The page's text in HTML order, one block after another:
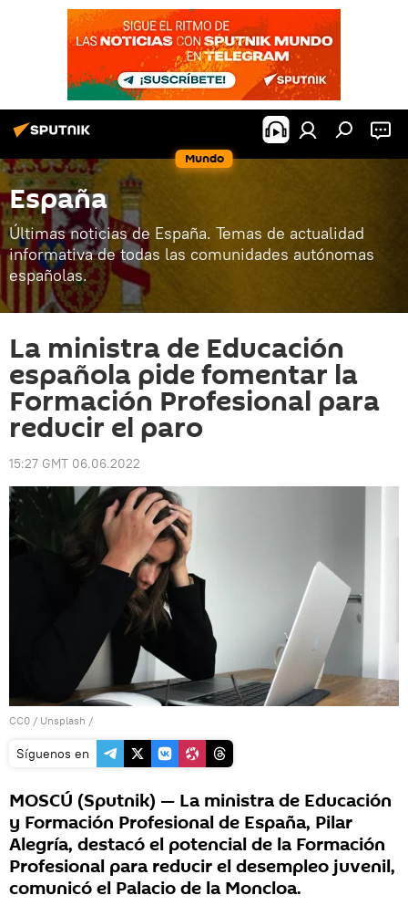
Mundo
España
Últimas noticias de España. Temas de actualidad
informativa de todas las comunidades autónomas
españolas.
La ministra de Educación
española pide fomentar la
Formación Profesional para
reducir el paro
15:27 GMT 06.06.2022
CC0 / Unsplash /
Síguenos en
MOSCÚ (Sputnik) — La ministra de Educación
y Formación Profesional de España, Pilar
Alegría, destacó el potencial de la Formación
Profesional para reducir el desempleo juvenil,
comunicó el Palacio de la Moncloa.